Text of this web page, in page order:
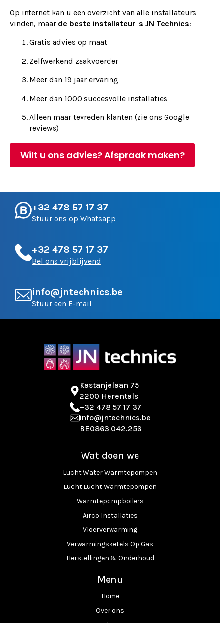
Op internet kan u een overzicht van alle installateurs
vinden, maar de beste installateur is JN Technics:
Gratis advies op maat
Zelfwerkend zaakvoerder
Meer dan 19 jaar ervaring
Meer dan 1000 succesvolle installaties
Alleen maar tevreden klanten (zie ons Google
reviews)
Wilt u ons advies? Afspraak maken?
+32 478 57 17 37
Stuur ons op Whatsapp
+32 478 57 17 37
Bel ons vrijblijvend
info@jntechnics.be
Stuur een E-mail
Kastanjelaan 75
2200 Herentals
+32 478 57 17 37
info@jntechnics.be
BE0863.042.256
Wat doen we
Lucht Water Warmtepompen
Lucht Lucht Warmtepompen
Warmtepompboilers
Airco Installaties
Vloerverwarming
Verwarmingsketels Op Gas
Herstellingen & Onderhoud
Menu
Home
Over ons